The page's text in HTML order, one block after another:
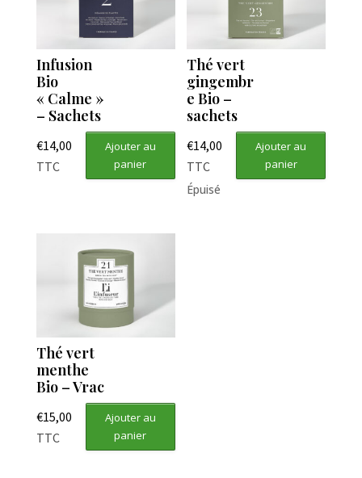
Infusion
Bio
« Calme »
– Sachets
€14,00
TTC
Ajouter au
panier
Thé vert
gingembr
e Bio –
sachets
€14,00
TTC
Ajouter au
panier
Épuisé
Thé vert
menthe
Bio – Vrac
€15,00
TTC
Ajouter au
panier